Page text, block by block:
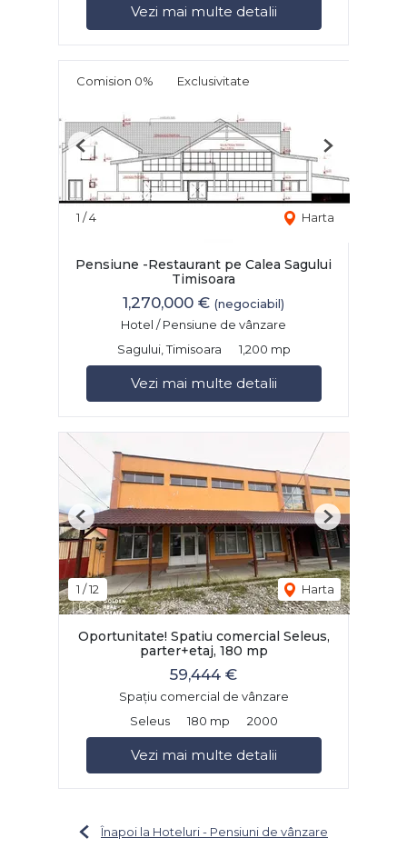
Vezi mai multe detalii
Comision 0% Exclusivitate
1 /4 Harta
Previous Next
Pensiune -Restaurant pe Calea Sagului
Timisoara
1,270,000 € (negociabil)
Hotel / Pensiune de vânzare
Sagului, Timisoara
1,200 mp
Vezi mai multe detalii
1 /12 Harta
Previous Next
Oportunitate! Spatiu comercial Seleus,
parter+etaj, 180 mp
59,444 €
Spațiu comercial de vânzare
Seleus
180 mp 2000
Vezi mai multe detalii
Înapoi la Hoteluri - Pensiuni de vânzare